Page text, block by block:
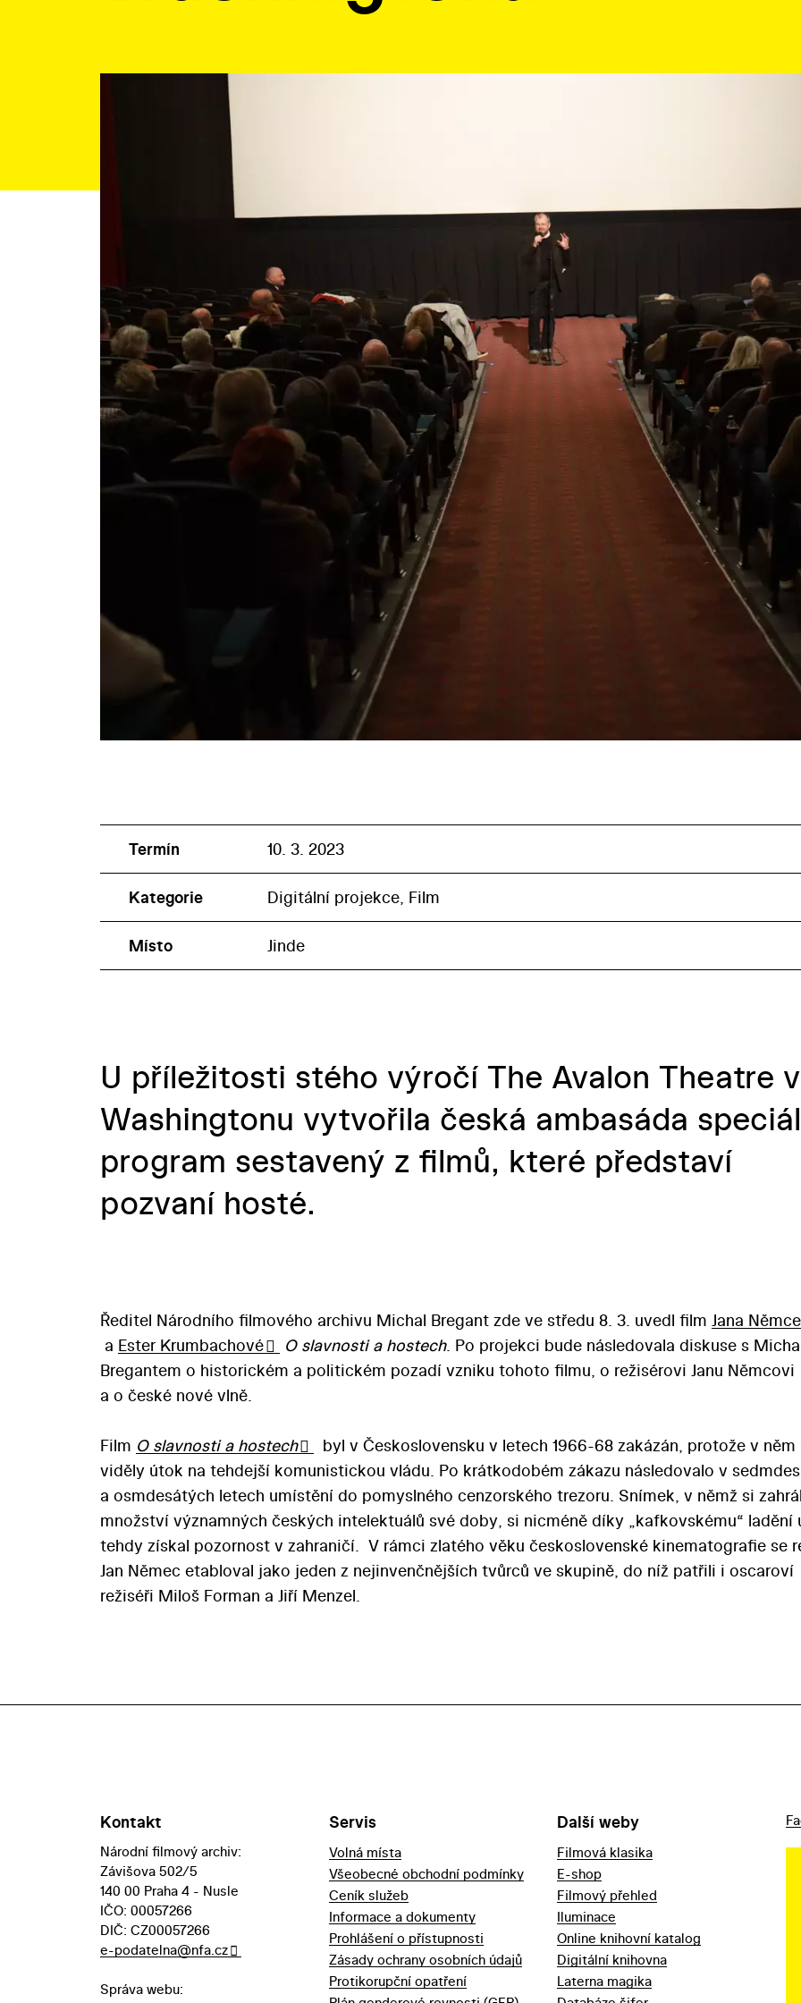
Termín 10. 3. 2023
Kategorie Digitální projekce, Film
Místo Jinde
U příležitosti stého výročí The Avalon Theatre
Washingtonu vytvořila česká ambasáda
program sestavený z filmů, které představí
pozvaní hosté.
Ředitel Národního filmového archivu Michal Bregant zde ve středu 8. 3. uvedl film Jana Němce
a Ester Krumbachové O slavnosti a hostech. Po projekci bude následovala diskuse s
Bregantem o historickém a politickém pozadí vzniku tohoto filmu, o režisérovi Janu Němcovi
a o české nové vlně.
Film O slavnosti a hostech
byl v Československu v letech 1966-68 zakázán, protože v něm
viděly útok na tehdejší komunistickou vládu. Po krátkodobém zákazu následovalo v
a osmdesátých letech umístění do pomyslného cenzorského trezoru. Snímek, v němž si
množství významných českých intelektuálů své doby, si nicméně díky „kafkovskému“ ladění
tehdy získal pozornost v zahraničí. V rámci zlatého věku československé kinematografie se
Jan Němec etabloval jako jeden z nejinvenčnějších tvůrců ve skupině, do níž patřili i oscaroví
režiséři Miloš Forman a Jiří Menzel.
Kontakt
Národní filmový archiv:
Závišova 502/5
140 00 Praha 4 - Nusle
IČO: 00057266
DIČ: CZ00057266
e-podatelna@nfa.cz
Správa webu:
Servis
Volná místa
Všeobecné obchodní podmínky
Ceník služeb
Informace a dokumenty
Prohlášení o přístupnosti
Zásady ochrany osobních údajů
Protikorupční opatření
Další weby
Filmová klasika
E-shop
Filmový přehled
Iluminace
Online knihovní katalog
Digitální knihovna
Laterna magika